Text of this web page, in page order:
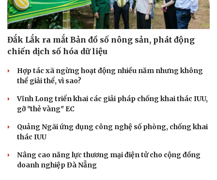
Sức khỏe
Dinh dưỡng - món ngon
Cây thuốc
Nhi khoa
Nam khoa
Phòng mạch online
Ăn sạch sống khỏe
Nhà đẹp
Đắk Lắk ra mắt Bản đồ số nông sản, phát động
chiến dịch số hóa dữ liệu
Hợp tác xã ngừng hoạt động nhiều năm nhưng không
thể giải thể, vì sao?
Vĩnh Long triển khai các giải pháp chống khai thác IUU,
gỡ "thẻ vàng" EC
Quảng Ngãi ứng dụng công nghệ số phòng, chống khai
thác IUU
Nâng cao năng lực thương mại điện tử cho cộng đồng
doanh nghiệp Đà Nẵng